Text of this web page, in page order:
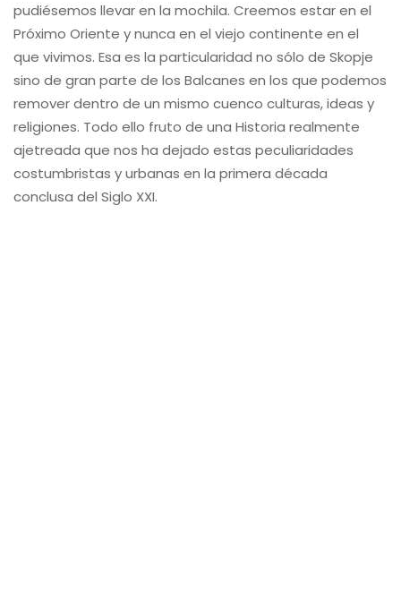
pudiésemos llevar en la mochila. Creemos estar en el
Próximo Oriente y nunca en el viejo continente en el
que vivimos. Esa es la particularidad no sólo de Skopje
sino de gran parte de los Balcanes en los que podemos
remover dentro de un mismo cuenco culturas, ideas y
religiones. Todo ello fruto de una Historia realmente
ajetreada que nos ha dejado estas peculiaridades
costumbristas y urbanas en la primera década
conclusa del Siglo XXI.